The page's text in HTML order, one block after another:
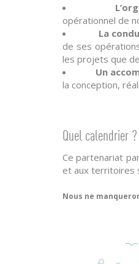
opérationnel de
La
de ses
les projets que
Un
la conception,
Quel calendrier ?
Ce partenariat
et aux territoires
Nous ne